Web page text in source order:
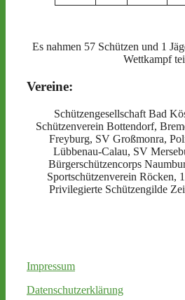
Es nahmen 57 Schützen und 1
Wettkampf
Vereine:
Schützengesellschaft Bad
Schützenverein Bottendorf,
Freyburg, SV Großmonra,
Lübbenau-Calau, SV
Bürgerschützencorps
Sportschützenverein Röcken,
Privilegierte Schützengilde
Impressum
Datenschutzerklärung